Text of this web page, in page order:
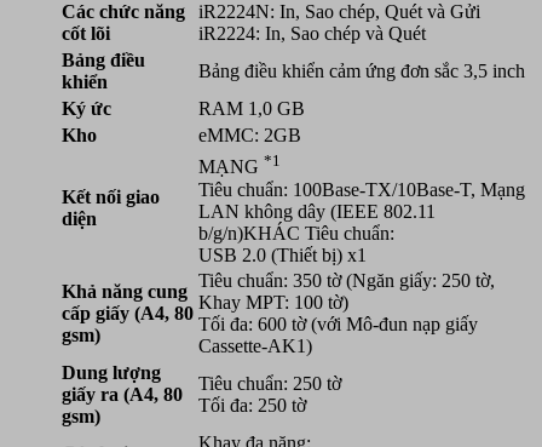
Các chức năng
cốt lõi
iR2224N: In, Sao chép, Quét và Gửi
iR2224: In, Sao chép và Quét
Bảng điều
khiển
Bảng điều khiển cảm ứng đơn sắc 3,5 inch
Ký ức
RAM 1,0 GB
Kho
eMMC: 2GB
Kết nối giao
diện
MẠNG *1
Tiêu chuẩn: 100Base-TX/10Base-T, Mạng
LAN không dây (IEEE 802.11
b/g/n)KHÁC Tiêu chuẩn:
USB 2.0 (Thiết bị) x1
Khả năng cung
cấp giấy (A4, 80
gsm)
Tiêu chuẩn: 350 tờ (Ngăn giấy: 250 tờ,
Khay MPT: 100 tờ)
Tối đa: 600 tờ (với Mô-đun nạp giấy
Cassette-AK1)
Dung lượng
giấy ra (A4, 80
gsm)
Tiêu chuẩn: 250 tờ
Tối đa: 250 tờ